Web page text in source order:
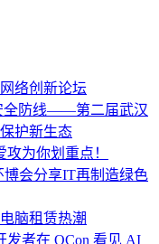
络创新论坛
全防线——第二届武汉
护新生态
为你划重点！
会分享IT再制造绿色
脑租赁热潮
发者在 QCon 看见 AI